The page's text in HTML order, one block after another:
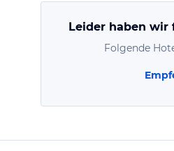
Leider haben wir
Folgende